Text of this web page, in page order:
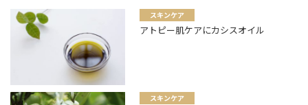
スキンケア
アトピー肌ケアにカシスオイル
スキンケア